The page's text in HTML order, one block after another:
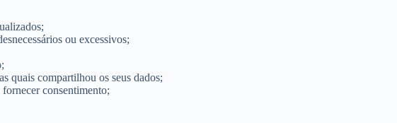
ou excessivos;
quais compartilhou os seus dados;
consentimento;